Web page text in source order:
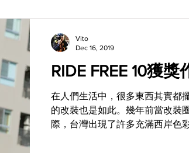
RIDE FREE 10獲獎
在人們生活中，很多東西其實都
的改裝也是如此。幾年前當改裝
際，台灣出現了許多充滿西岸色
Vito
Dec 16, 2019